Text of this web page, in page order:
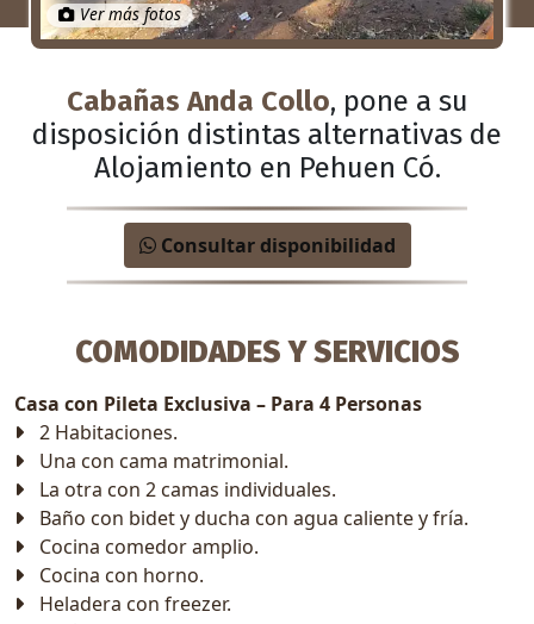
Ver más fotos
Cabañas Anda Collo, pone a su
disposición distintas alternativas de
Alojamiento en Pehuen Có.
Consultar disponibilidad
COMODIDADES Y SERVICIOS
Casa con Pileta Exclusiva – Para 4 Personas
2 Habitaciones.
Una con cama matrimonial.
La otra con 2 camas individuales.
Baño con bidet y ducha con agua caliente y fría.
Cocina comedor amplio.
Cocina con horno.
Heladera con freezer.